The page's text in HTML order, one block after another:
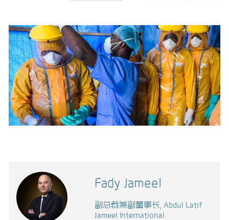
Fady Jameel
副总裁兼副董事长, Abdul Latif
Jameel International